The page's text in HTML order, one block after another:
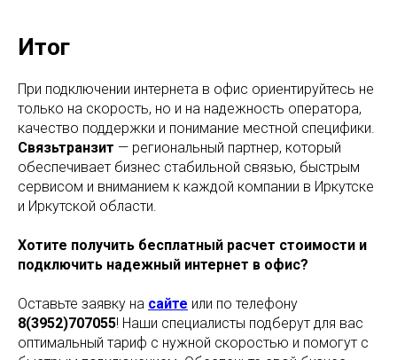
Итог
При подключении интернета в офис ориентируйтесь не
только на скорость, но и на надежность оператора,
качество поддержки и понимание местной специфики.
Связьтранзит — региональный партнер, который
обеспечивает бизнес стабильной связью, быстрым
сервисом и вниманием к каждой компании в Иркутске
и Иркутской области.
Хотите получить бесплатный расчет стоимости и
подключить надежный интернет в офис?
Оставьте заявку на сайте или по телефону
8(3952)707055! Наши специалисты подберут для вас
оптимальный тариф с нужной скоростью и помогут с